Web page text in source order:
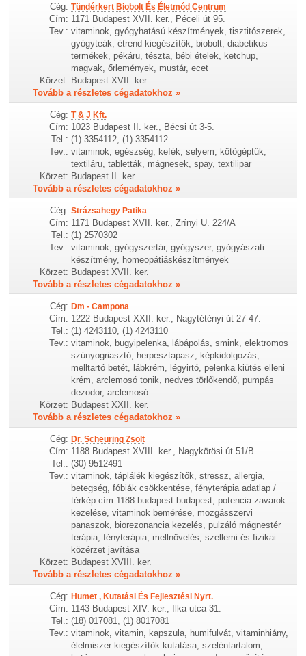
Cég: Tündérkert Biobolt És Életmód Centrum
Cím: 1171 Budapest XVII. ker., Péceli út 95.
Tev.: vitaminok, gyógyhatású készítmények, tisztitószerek,
gyógyteák, étrend kiegészítők, biobolt, diabetikus
termékek, pékáru, tészta, bébi ételek, ketchup,
magvak, őrlemények, mustár, ecet
Körzet: Budapest XVII. ker.
Tovább a részletes cégadatokhoz »
Cég: T & J Kft.
Cím: 1023 Budapest II. ker., Bécsi út 3-5.
Tel.: (1) 3354112, (1) 3354112
Tev.: vitaminok, egészség, kefék, selyem, kötőgéptűk,
textiláru, tabletták, mágnesek, spay, textilipar
Körzet: Budapest II. ker.
Tovább a részletes cégadatokhoz »
Cég: Strázsahegy Patika
Cím: 1171 Budapest XVII. ker., Zrínyi U. 224/A
Tel.: (1) 2570302
Tev.: vitaminok, gyógyszertár, gyógyszer, gyógyászati
készítmény, homeopátiáskészítmények
Körzet: Budapest XVII. ker.
Tovább a részletes cégadatokhoz »
Cég: Dm - Campona
Cím: 1222 Budapest XXII. ker., Nagytétényi út 27-47.
Tel.: (1) 4243110, (1) 4243110
Tev.: vitaminok, bugyipelenka, lábápolás, smink, elektromos
szúnyogriasztó, herpesztapasz, képkidolgozás,
melltartó betét, lábkrém, légyirtó, pelenka kiütés elleni
krém, arclemosó tonik, nedves törlőkendő, pumpás
dezodor, arclemosó
Körzet: Budapest XXII. ker.
Tovább a részletes cégadatokhoz »
Cég: Dr. Scheuring Zsolt
Cím: 1188 Budapest XVIII. ker., Nagykörösi út 51/B
Tel.: (30) 9512491
Tev.: vitaminok, táplálék kiegészítők, stressz, allergia,
betegség, fóbiák csökkentése, fényterápia adatlap /
térkép cím 1188 budapest budapest, potencia zavarok
kezelése, vitaminok bemérése, mozgásszervi
panaszok, biorezonancia kezelés, pulzáló mágnestér
terápia, fényterápia, mellnövelés, szellemi és fizikai
közérzet javítása
Körzet: Budapest XVIII. ker.
Tovább a részletes cégadatokhoz »
Cég: Humet , Kutatási És Fejlesztési Nyrt.
Cím: 1143 Budapest XIV. ker., Ilka utca 31.
Tel.: (18) 017081, (1) 8017081
Tev.: vitaminok, vitamin, kapszula, humifulvát, vitaminhiány,
élelmiszer kiegészítők kutatása, szeléntartalom,